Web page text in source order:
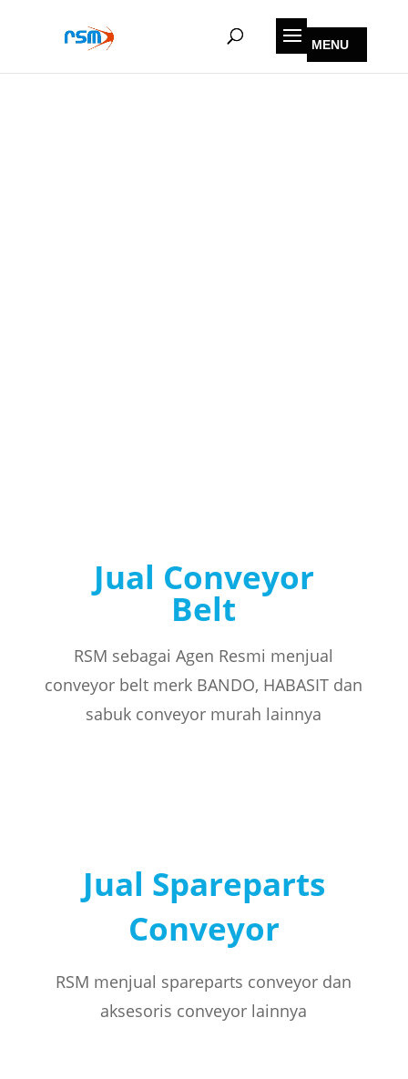
Jual Conveyor
Belt
RSM sebagai Agen Resmi menjual
conveyor belt merk BANDO, HABASIT dan
sabuk conveyor murah lainnya
Jual Spareparts
Conveyor
RSM menjual spareparts conveyor dan
aksesoris conveyor lainnya